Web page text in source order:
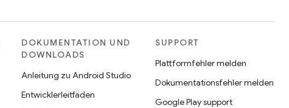
DOKUMENTATION UND
DOWNLOADS
Anleitung zu Android Studio
Entwicklerleitfäden
SUPPORT
Plattformfehler melden
Dokumentationsfehler melden
Google Play support